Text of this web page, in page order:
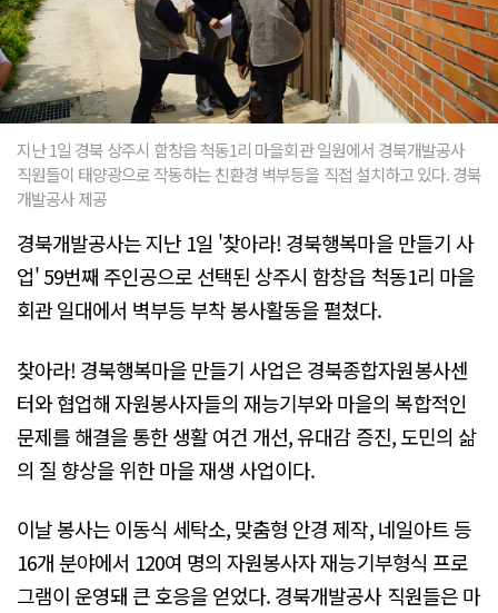
지난 1일 경북 상주시 함창읍 척동1리 마을회관 일원에서 경북개발공사
직원들이 태양광으로 작동하는 친환경 벽부등을 직접 설치하고 있다. 경북
개발공사 제공
경북개발공사는 지난 1일 '찾아라! 경북행복마을 만들기 사
업' 59번째 주인공으로 선택된 상주시 함창읍 척동1리 마을
회관 일대에서 벽부등 부착 봉사활동을 펼쳤다.
찾아라! 경북행복마을 만들기 사업은 경북종합자원봉사센
터와 협업해 자원봉사자들의 재능기부와 마을의 복합적인
문제를 해결을 통한 생활 여건 개선, 유대감 증진, 도민의 삶
의 질 향상을 위한 마을 재생 사업이다.
이날 봉사는 이동식 세탁소, 맞춤형 안경 제작, 네일아트 등
16개 분야에서 120여 명의 자원봉사자 재능기부형식 프로
그램이 운영돼 큰 호응을 얻었다. 경북개발공사 직원들은 마